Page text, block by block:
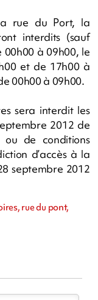
rue du Port, la
interdits (sauf
à 09h00, le
et de 17h00 à
00h00 à 09h00.
sera interdit les
2012 de
de conditions
d’accès à la
septembre 2012
rue du pont,